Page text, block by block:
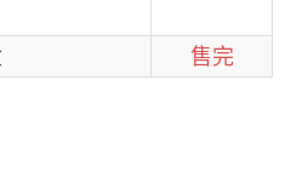
售完